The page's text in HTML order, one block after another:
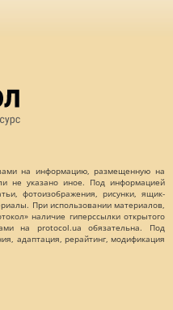
на информацию, размещенную на
не указано иное. Под информацией
фотоизображения, рисунки, ящик-
При использовании материалов,
наличие гиперссылки открытого
на protocol.ua обязательна. Под
адаптация, рерайтинг, модификация